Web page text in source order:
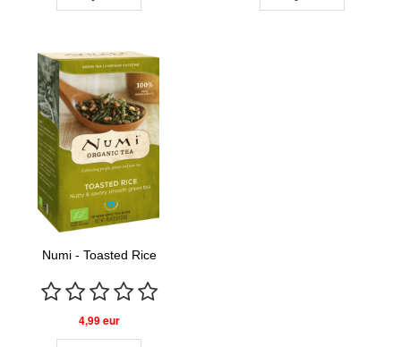
Numi - Toasted Rice
4,99 eur